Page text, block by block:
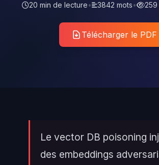
20 min de lecture• 3842 mots•
Télécharger le PDF
Le vector DB poisoning
des embeddings